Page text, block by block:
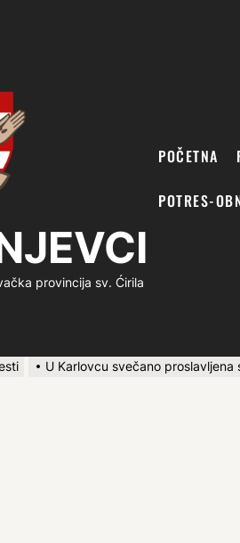
provincija sv. Ćirila
POČETNA
POTRES-
U Karlovcu svečano